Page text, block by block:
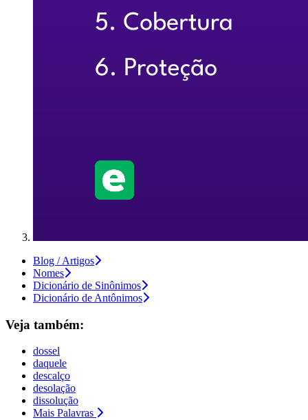
Blog / Artigos
Nomes
Dicionário de Sinônimos
Dicionário de Antônimos
Veja também:
dossel
daquele
descalço
desolação
dissolução
Mais Palavras